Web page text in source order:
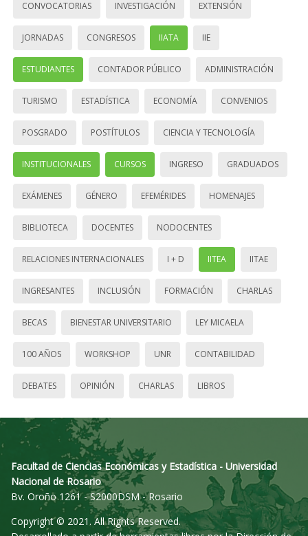
CONVOCATORIAS INVESTIGACIÓN EXTENSIÓN
JORNADAS CONGRESOS IIATA IIE
ESTUDIANTES CONTADOR PÚBLICO ADMINISTRACIÓN
TURISMO ESTADÍSTICA ECONOMÍA CONVENIOS
POSGRADO POSTÍTULOS CIENCIA Y TECNOLOGÍA
INSTITUCIONALES CURSOS INGRESO GRADUADOS
EXÁMENES GÉNERO EFEMÉRIDES HOMENAJES
BIBLIOTECA DOCENTES NODOCENTES
RELACIONES INTERNACIONALES I + D IITEA IITAE
INGRESANTES INCLUSIÓN FORMACIÓN CHARLAS
BECAS BIENESTAR UNIVERSITARIO LEY MICAELA
100 AÑOS WORKSHOP UNR CONTABILIDAD
DEBATES OPINIÓN CHARLAS LIBROS
Facultad de Ciencias Económicas y Estadística - Universidad
Nacional de Rosario
Bv. Oroño 1261 - S2000DSM - Rosario
Copyright © 2021. All Rights Reserved.